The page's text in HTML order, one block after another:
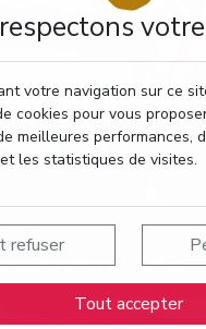
votre navigation sur ce
cookies pour vous
meilleures performances,
les statistiques de visites.
refuser
Tout accepter
actualités